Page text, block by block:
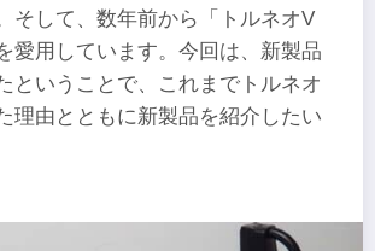
そして、数年前から「トルネオV
愛用しています。今回は、新製品
ということで、これまでトルネオ
理由とともに新製品を紹介したい